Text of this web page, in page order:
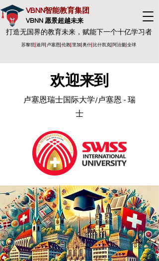
VBNN智能教育集团
VBNN 愿景超越未来
打造无国界的教育未来，赋能下一个十亿学习者
苏黎世 迪拜 卢塞恩 伦敦 里加 奥什 比什凯克 阿治曼 全球
欢迎来到
卢塞恩瑞士国际大学/卢塞恩 - 瑞
士